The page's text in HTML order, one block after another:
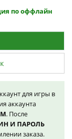
по оффлайн
для игры в
аккаунта
. После
И ПАРОЛЬ
заказа.